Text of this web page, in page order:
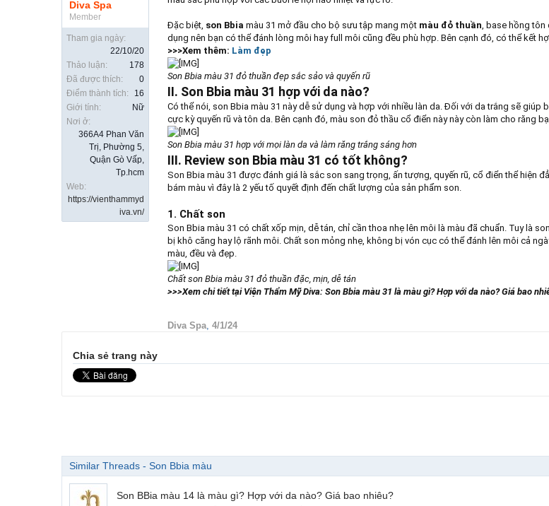
Diva Spa
Member
Tham gia ngày:
22/10/20
Thảo luận:
178
Đã được thích:
0
Điểm thành tích:
16
Giới tính:
Nữ
Nơi ở:
366A4 Phan Văn
Trị, Phường 5,
Quận Gò Vấp,
Tp.hcm
Web:
https://vienthammyd
iva.vn/
Đặc biệt, son Bbia màu 31 mở đầu cho bộ sưu tập mang một màu đỏ thuần, base hồng tôn
dụng nên bạn có thể đánh lòng môi hay full môi cũng đều phù hợp. Bên cạnh đó, có thể kết
>>>Xem thêm: Làm đẹp
Son Bbia màu 31 đỏ thuần đẹp sắc sảo và quyến rũ
II. Son Bbia màu 31 hợp với da nào?
Có thể nói, son Bbia màu 31 này dễ sử dụng và hợp với nhiều làn da. Đối với da trắng sẽ
cực kỳ quyến rũ và tôn da. Bên cạnh đó, màu son đỏ thầu cổ điển này này còn làm cho răng
Son Bbia màu 31 hợp với mọi làn da và làm răng trắng sáng hơn
III. Review son Bbia màu 31 có tốt không?
Son Bbia màu 31 được đánh giá là sắc son sang trọng, ấn tượng, quyến rũ, cổ điển thể hiện
bám màu vì đây là 2 yếu tố quyết định đến chất lượng của sản phẩm son.
1. Chất son
Son Bbia màu 31 có chất xốp mịn, dễ tán, chỉ cần thoa nhẹ lên môi là màu đã chuẩn. Tuy là
bị khô căng hay lộ rãnh môi. Chất son mỏng nhẹ, không bị vón cục có thể đánh lên môi cả
màu, đều và đẹp.
Chất son Bbia màu 31 đỏ thuần đặc, mịn, dễ tán
>>>Xem chi tiết tại Viện Thẩm Mỹ Diva: Son Bbia màu 31 là màu gì? Hợp với da nào? Giá bao
Diva Spa, 4/1/24
Chia sẻ trang này
Similar Threads - Son Bbia màu
Son BBia màu 14 là màu gì? Hợp với da nào? Giá bao nhiêu?